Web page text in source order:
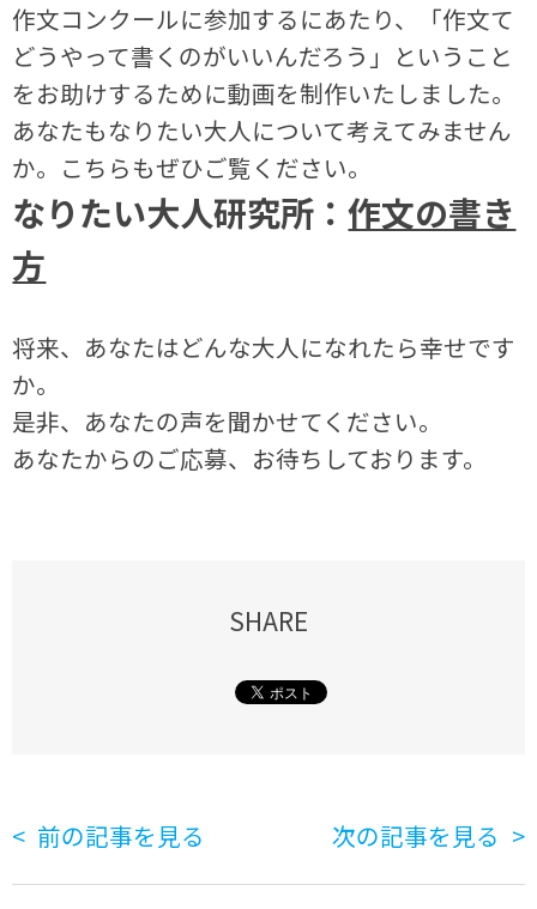
作文コンクールに参加するにあたり、「作文て
どうやって書くのがいいんだろう」ということ
をお助けするために動画を制作いたしました。
あなたもなりたい大人について考えてみません
か。こちらもぜひご覧ください。
なりたい大人研究所：作文の書き
方
将来、あなたはどんな大人になれたら幸せです
か。
是非、あなたの声を聞かせてください。
あなたからのご応募、お待ちしております。
SHARE
前の記事を見る 次の記事を見る